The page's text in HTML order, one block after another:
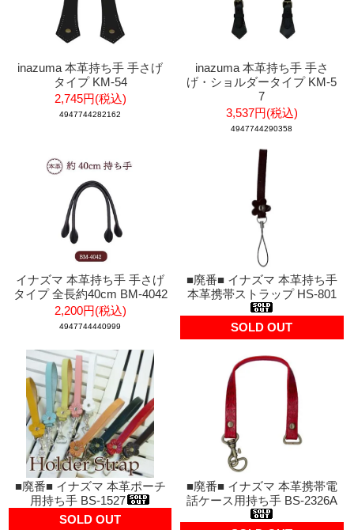
inazuma 本革持ち手 手さげ
タイプ KM-54
2,745円(税込)
4947744282162
inazuma 本革持ち手 手さ
げ・ショルダータイプ KM-5
7
3,537円(税込)
4947744290358
イナズマ 本革持ち手 手さげ
タイプ 全長約40cm BM-4042
2,200円(税込)
4947744440999
■廃番■ イナズマ 本革持ち手
本革携帯ストラップ HS-801
SOLD OUT
■廃番■ イナズマ 本革ポーチ
用持ち手 BS-1527
SOLD OUT
■廃番■ イナズマ 本革携帯電
話ケース用持ち手 BS-2326A